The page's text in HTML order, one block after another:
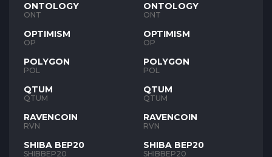
ONTOLOGY
ONT
OPTIMISM
OP
POLYGON
POL
QTUM
QTUM
RAVENCOIN
RVN
SHIBA BEP20
SHIBBEP20
ONTOLOGY
ONT
OPTIMISM
OP
POLYGON
POL
QTUM
QTUM
RAVENCOIN
RVN
SHIBA BEP20
SHIBBEP20